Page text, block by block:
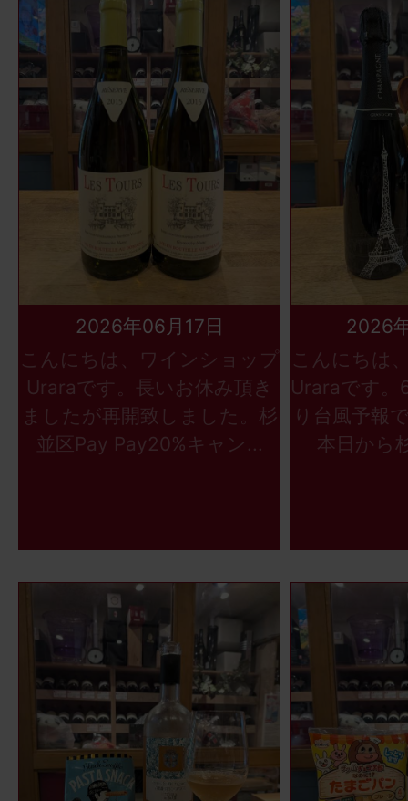
2026年06月17日
こんにちは、ワインショップ
Uraraです。長いお休み頂き
ましたが再開致しました。杉
並区Pay Pay20%キャン...
2026
こんにちは
Uraraです。
り台風予報
本日から